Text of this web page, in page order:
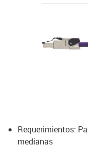
Requerimientos:
medianas